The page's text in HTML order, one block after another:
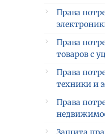
Права
Права
товаров с
Права
техники и
Права
Защита